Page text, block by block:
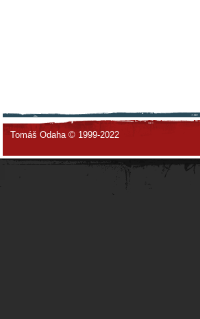
Tomáš Odaha © 1999-2022